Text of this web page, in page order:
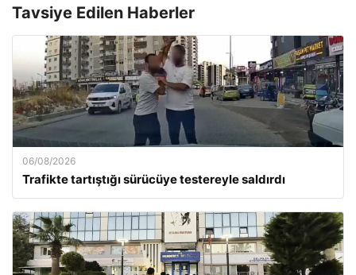
Tavsiye Edilen Haberler
06/08/2026
Trafikte tartıştığı sürücüye testereyle saldırdı